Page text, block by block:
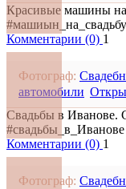
Красивые машины на
Комментарии (0) 1
Фотограф:
автомобили
Свадьбы в Иванове.
#свадьбы_в_Иванове
Комментарии (0) 1
Фотограф: